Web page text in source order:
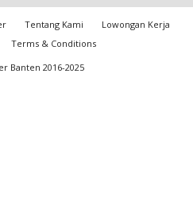
Tentang Kami
Lowongan Kerja
Terms & Conditions
Banten 2016-2025